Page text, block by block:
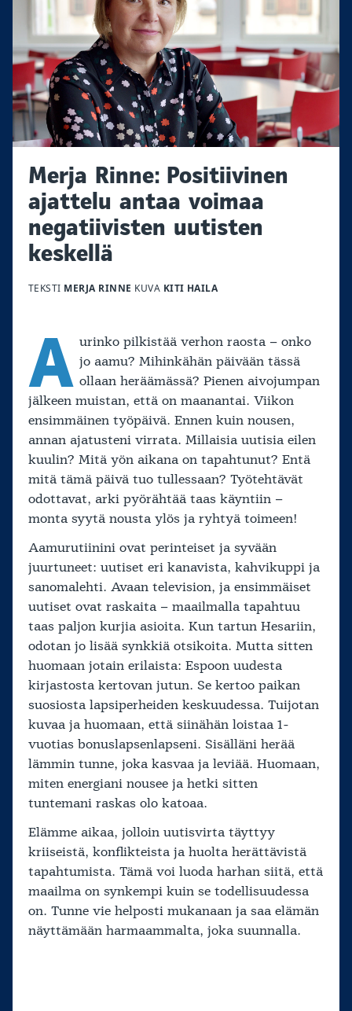
Merja Rinne: Positiivinen
ajattelu antaa voimaa
negatiivisten uutisten
keskellä
TEKSTI MERJA RINNE KUVA KITI HAILA
A urinko pilkistää verhon raosta – onko
jo aamu? Mihinkähän päivään tässä
ollaan heräämässä? Pienen aivojumpan
jälkeen muistan, että on maanantai. Viikon
ensimmäinen työpäivä. Ennen kuin nousen,
annan ajatusteni virrata. Millaisia uutisia eilen
kuulin? Mitä yön aikana on tapahtunut? Entä
mitä tämä päivä tuo tullessaan? Työtehtävät
odottavat, arki pyörähtää taas käyntiin –
monta syytä nousta ylös ja ryhtyä toimeen!
Aamurutiinini ovat perinteiset ja syvään
juurtuneet: uutiset eri kanavista, kahvikuppi ja
sanomalehti. Avaan television, ja ensimmäiset
uutiset ovat raskaita – maailmalla tapahtuu
taas paljon kurjia asioita. Kun tartun Hesariin,
odotan jo lisää synkkiä otsikoita. Mutta sitten
huomaan jotain erilaista: Espoon uudesta
kirjastosta kertovan jutun. Se kertoo paikan
suosiosta lapsiperheiden keskuudessa. Tuijotan
kuvaa ja huomaan, että siinähän loistaa 1-
vuotias bonuslapsenlapseni. Sisälläni herää
lämmin tunne, joka kasvaa ja leviää. Huomaan,
miten energiani nousee ja hetki sitten
tuntemani raskas olo katoaa.
Elämme aikaa, jolloin uutisvirta täyttyy
kriiseistä, konflikteista ja huolta herättävistä
tapahtumista. Tämä voi luoda harhan siitä, että
maailma on synkempi kuin se todellisuudessa
on. Tunne vie helposti mukanaan ja saa elämän
näyttämään harmaammalta, joka suunnalla.